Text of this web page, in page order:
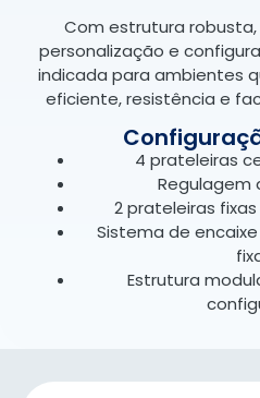
Com estrutura
personalização e
indicada para ambientes
eficiente, resistência e
4 prateleiras
Regulagem
2 prateleiras
Sistema de
Estrutura